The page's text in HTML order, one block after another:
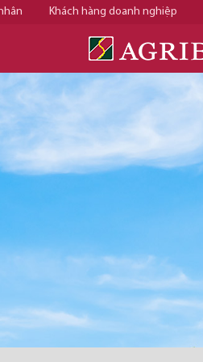
Khách hàng doanh nghiệp